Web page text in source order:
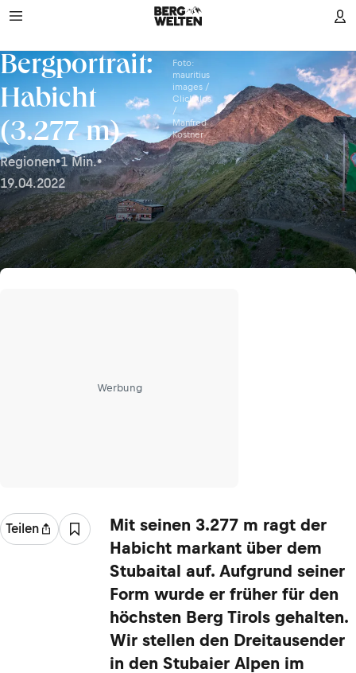
Bergportrait:
Habicht
(3.277 m)
Regionen•1 Min.•
19.04.2022
Foto:
mauritius
images /
ClickAlps
/
Manfred
Kostner
Werbung
Teilen
Mit seinen 3.277 m ragt der
Habicht markant über dem
Stubaital auf. Aufgrund seiner
Form wurde er früher für den
höchsten Berg Tirols gehalten.
Wir stellen den Dreitausender
in den Stubaier Alpen im